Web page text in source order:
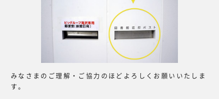
みなさまのご理解・ご協力のほどよろしくお願いいたしま
す。